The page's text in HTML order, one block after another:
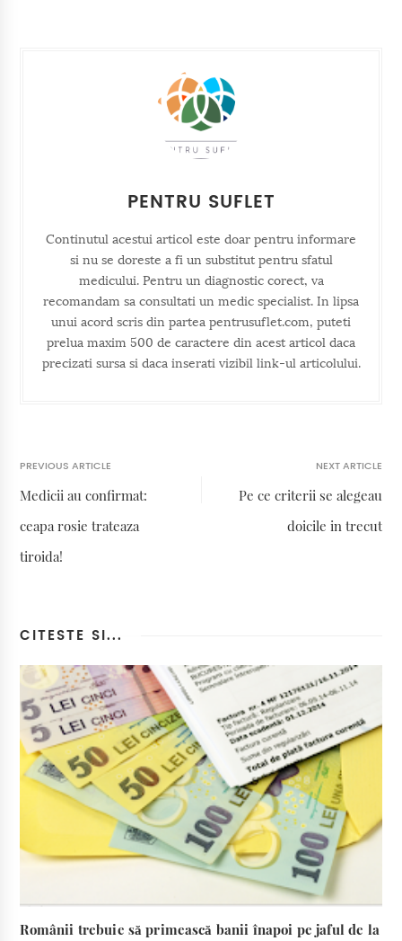
PENTRU SUFLET
Continutul acestui articol este doar pentru informare
si nu se doreste a fi un substitut pentru sfatul
medicului. Pentru un diagnostic corect, va
recomandam sa consultati un medic specialist. In lipsa
unui acord scris din partea pentrusuflet.com, puteti
prelua maxim 500 de caractere din acest articol daca
precizati sursa si daca inserati vizibil link-ul articolului.
PREVIOUS ARTICLE
Medicii au confirmat:
ceapa rosie trateaza
tiroida!
NEXT ARTICLE
Pe ce criterii se alegeau
doicile in trecut
CITESTE SI...
Românii trebuie să primească banii înapoi pe jaful de la